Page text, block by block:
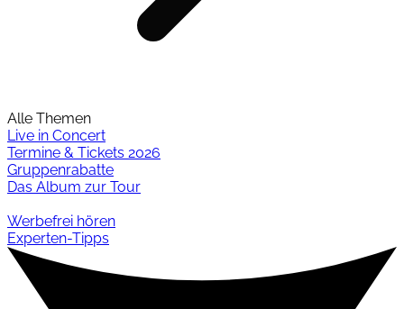
Alle Themen
Live in Concert
Termine & Tickets 2026
Gruppenrabatte
Das Album zur Tour
Werbefrei hören
Experten-Tipps